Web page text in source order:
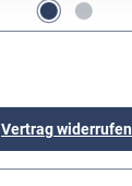
Vertrag widerrufen